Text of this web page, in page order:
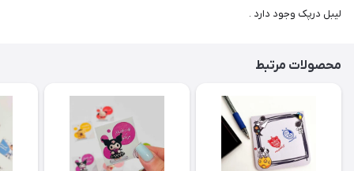
لیبل درپک وجود دارد .
محصولات مرتبط